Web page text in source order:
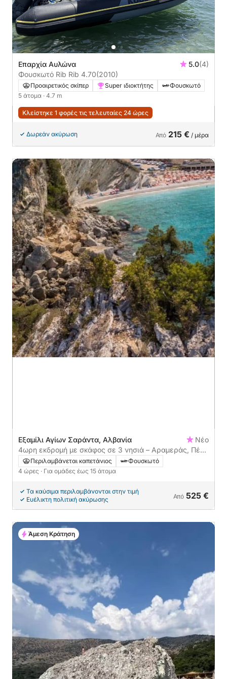
Επαρχία Αυλώνα 5.0(4)
Φουσκωτό Rib Rib 4.70(2010)
Προαιρετικός σκίπερ Super ιδιοκτήτης
Φουσκωτό
5 άτομα · 4.7 m
Κλείστηκε 1 φορές τις τελευταίες 24 ώρες
Δωρεάν ακύρωση Από 215 € / μέρα
Εξαμίλι Αγίων Σαράντα, Αλβανία
Νέο
4ωρη εκδρομή με σκάφος σε 3 νησιά – Αραμεράς, Πέμα
ε Θάτε και νησί Τόνγκο
Περιλαμβάνεται καπετάνιος
Φουσκωτό
4 ώρες · Για ομάδες έως 15 άτομα
Τα καύσιμα περιλαμβάνονται στην τιμή
Ευέλικτη πολιτική ακύρωσης
Από 525 €
Άμεση Κράτηση